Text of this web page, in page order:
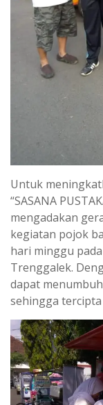
Untuk
“SASANA
mengadakan
kegiatan pojok
hari minggu
Trenggalek.
dapat
sehingga